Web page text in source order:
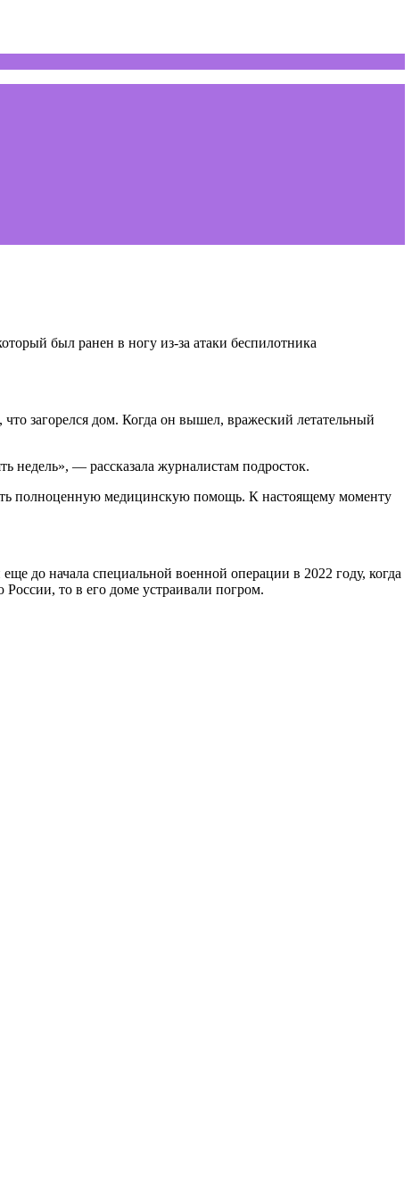
был ранен в ногу из-за атаки беспилотника
загорелся дом. Когда он вышел, вражеский летательный
— рассказала журналистам подросток.
полноценную медицинскую помощь. К настоящему моменту
до начала специальной военной операции в 2022 году, когда
то в его доме устраивали погром.